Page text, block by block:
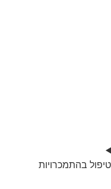
טיפול בהתמכרויות